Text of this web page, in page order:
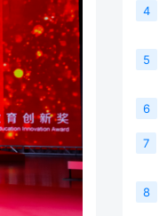
4
5
6
7
8